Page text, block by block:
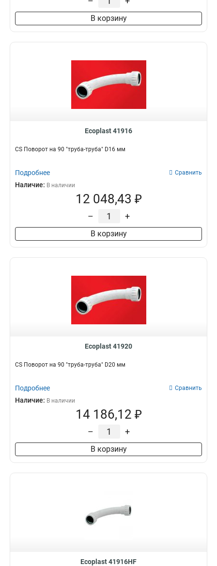
В корзину
Ecoplast 41916
CS Поворот на 90 "труба-труба" D16 мм
Подробнее Сравнить
Наличие: В наличии
12 048,43 ₽
– +
В корзину
Ecoplast 41920
CS Поворот на 90 "труба-труба" D20 мм
Подробнее Сравнить
Наличие: В наличии
14 186,12 ₽
– +
В корзину
Ecoplast 41916HF